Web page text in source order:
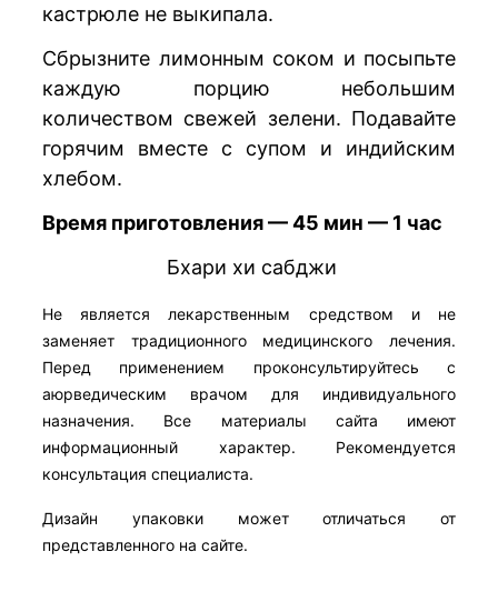
кастрюле не выкипала.
Сбрызните лимонным соком и посыпьте
каждую порцию небольшим
количеством свежей зелени. Подавайте
горячим вместе с супом и индийским
хлебом.
Время приготовления — 45 мин — 1 час
Бхари хи сабджи
Не является лекарственным средством и не
заменяет традиционного медицинского лечения.
Перед применением проконсультируйтесь с
аюрведическим врачом для индивидуального
назначения. Все материалы сайта имеют
информационный характер. Рекомендуется
консультация специалиста.
Дизайн упаковки может отличаться от
представленного на сайте.